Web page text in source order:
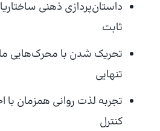
داستان‌پردازی ذهنی
ثابت
تحریک شدن با محرک‌هایی
تنهایی
تجربه لذت روانی همزمان
کنترل